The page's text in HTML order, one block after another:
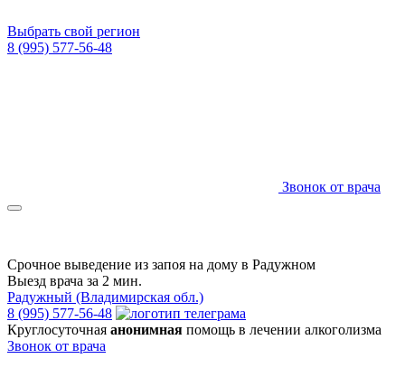
Выбрать свой регион
8 (995) 577-56-48
Звонок от врача
Срочное выведение из запоя на дому в Радужном
Выезд врача за 2 мин.
Радужный (Владимирская обл.)
8 (995) 577-56-48
Круглосуточная анонимная помощь в лечении алкоголизма
Звонок от врача